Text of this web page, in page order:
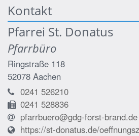
Kontakt
Pfarrei St. Donatus
Pfarrbüro
Ringstraße 118
52078 Aachen
0241 526210
0241 528836
pfarrbuero@gdg-forst-brand.de
https://st-donatus.de/